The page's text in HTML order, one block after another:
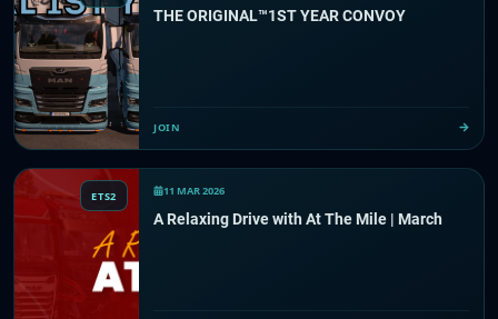
THE ORIGINAL™️1ST YEAR CONVOY
JOIN
ETS2 11 MAR 2026
A Relaxing Drive with At The Mile | March